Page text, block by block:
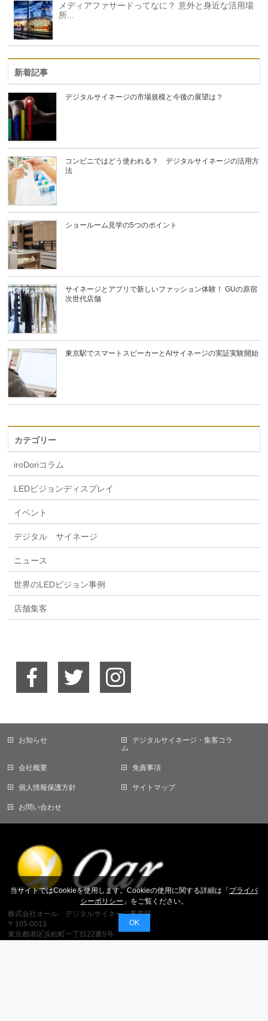
当サイトではCookieを使用します。Cookieの使用に関する詳細は「プライバ
シーポリシー 」をご覧ください。
OK
メディアファサードってなに？ 意外と身近な活用場
所...
新着記事
デジタルサイネージの市場規模と今後の展望は？
コンビニではどう使われる？ デジタルサイネージの活用方
法
ショールーム見学の5つのポイント
サイネージとアプリで新しいファッション体験！ GUの原宿
次世代店舗
東京駅でスマートスピーカーとAIサイネージの実証実験開始
カテゴリー
iroDoriコラム
LEDビジョンディスプレイ
イベント
デジタル サイネージ
ニュース
世界のLEDビジョン事例
店舗集客
お知らせ
デジタルサイネージ・集客コラ
ム
会社概要 免責事項
個人情報保護方針 サイトマップ
お問い合わせ
株式会社オール デジタルサイネージ事業部
〒105-0013
東京都港区浜松町一丁目22番5号